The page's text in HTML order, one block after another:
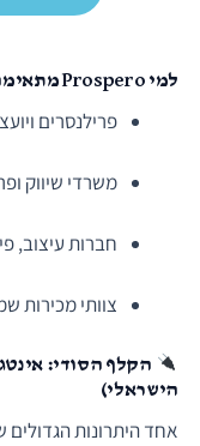
למי Prospero מתאימה במיוחד?
פרילנסרים
משרדי שיווק
חברות עיצוב,
צוותי מכירות
הקלף הסודי:
הישראלי)